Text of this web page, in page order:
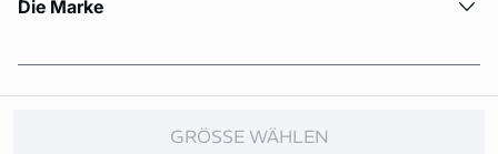
GRÖSSE WÄHLEN
Die Marke